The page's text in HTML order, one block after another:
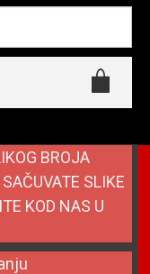
BROJA
SLIKE
KOD NAS U